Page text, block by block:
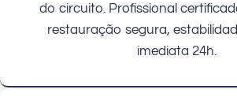
do circuito. Profissional
restauração segura,
imediata 24h.